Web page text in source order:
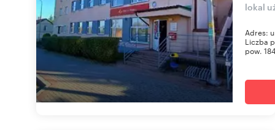
lokal
Adres:
Liczba
pow.